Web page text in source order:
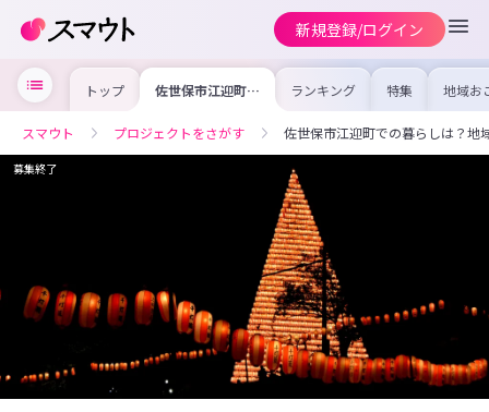
新規登録/ログイン
トップ 佐世保市江迎町で
の暮らしは？地域
何するの？ 募集
に関する疑問にお
答えします！【Q
ランキング 特集 地域お
の求
を集め
事内容
を比較
合った
スマウト プロジェクトをさがす 佐世保市江迎町での暮らしは？地
募集終了